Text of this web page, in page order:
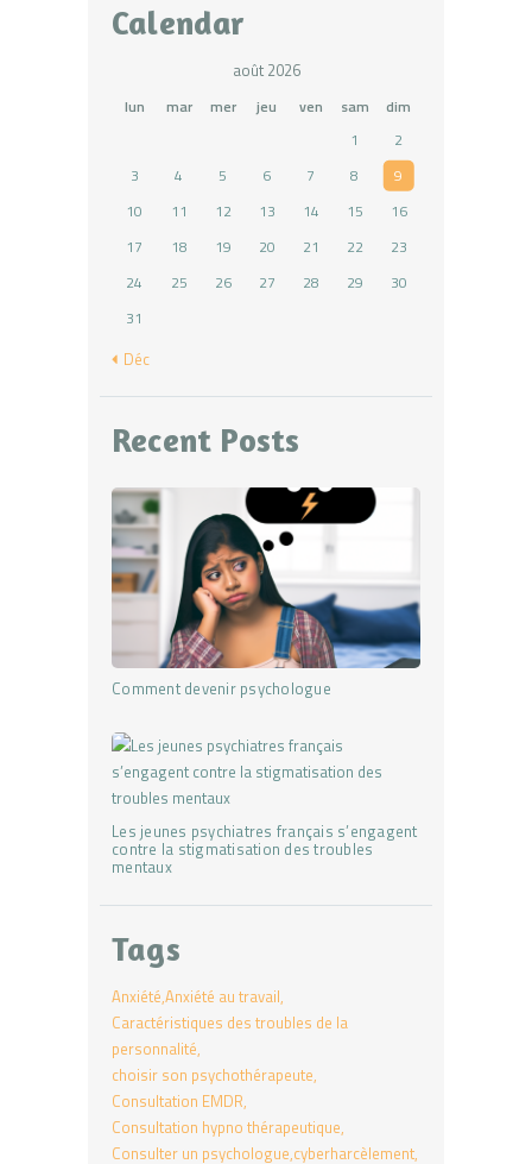
Calendar
août 2026
lun mar mer jeu ven sam
dim
1
2
3
4 5 6 7 8
9
10
11 12 13 14 15
16
17
18 19 20 21 22
23
24
25 26 27 28 29
30
31
« Déc
Recent Posts
Comment devenir psychologue
Les jeunes psychiatres français s’engagent
contre la stigmatisation des troubles
mentaux
Tags
Anxiété Anxiété au travail
Caractéristiques des troubles de la
personnalité
choisir son psychothérapeute
Consultation EMDR
Consultation hypno thérapeutique
Consulter un psychologue cyberharcèlement